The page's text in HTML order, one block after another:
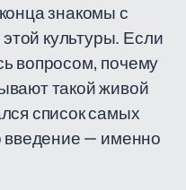
знакомы с
культуры. Если
вопросом, почему
такой живой
список самых
введение — именно